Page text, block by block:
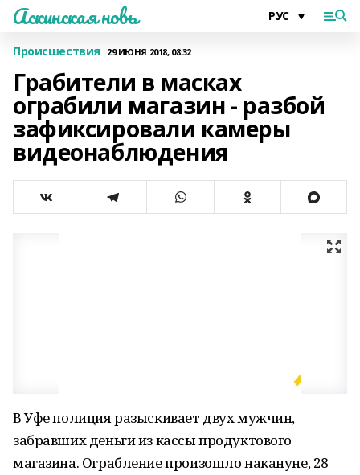
Аскинская новь
Происшествия 29 ИЮНЯ 2018, 08:32
Грабители в масках
ограбили магазин - разбой
зафиксировали камеры
видеонаблюдения
В Уфе полиция разыскивает двух мужчин,
забравших деньги из кассы продуктового
магазина. Ограбление произошло накануне, 28